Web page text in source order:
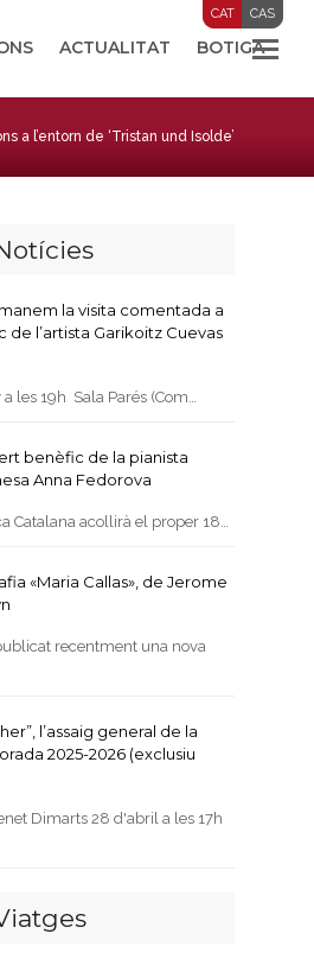
CAT CAS
ACTUALITAT BOTIGA
a l’entorn de ‘Tristan und Isolde’
la visita comentada a
de l’artista Garikoitz Cuevas
les 19h Sala Parés (Com…
benèfic de la pianista
Anna Fedorova
Catalana acollirà el proper 18…
«Maria Callas», de Jerome
recentment una nova
l’assaig general de la
2025-2026 (exclusiu
Dimarts 28 d'abril a les 17h